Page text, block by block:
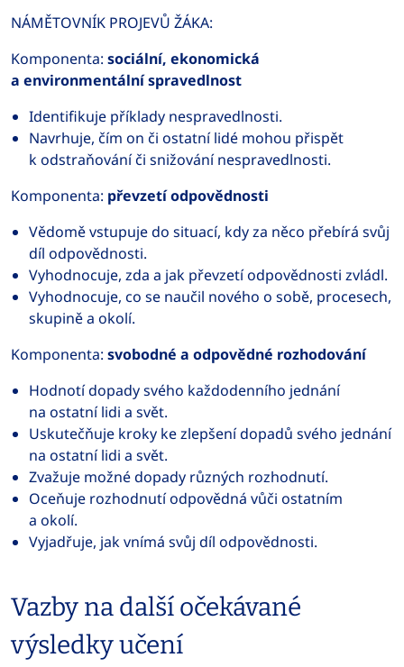
NÁMĚTOVNÍK PROJEVŮ ŽÁKA:
Komponenta: sociální, ekonomická
a environmentální spravedlnost
Identifikuje příklady nespravedlnosti.
Navrhuje, čím on či ostatní lidé mohou přispět
k odstraňování či snižování nespravedlnosti.
Komponenta: převzetí odpovědnosti
Vědomě vstupuje do situací, kdy za něco přebírá svůj
díl odpovědnosti.
Vyhodnocuje, zda a jak převzetí odpovědnosti zvládl.
Vyhodnocuje, co se naučil nového o sobě, procesech,
skupině a okolí.
Komponenta: svobodné a odpovědné rozhodování
Hodnotí dopady svého každodenního jednání
na ostatní lidi a svět.
Uskutečňuje kroky ke zlepšení dopadů svého jednání
na ostatní lidi a svět.
Zvažuje možné dopady různých rozhodnutí.
Oceňuje rozhodnutí odpovědná vůči ostatním
a okolí.
Vyjadřuje, jak vnímá svůj díl odpovědnosti.
Vazby na další očekávané
výsledky učení